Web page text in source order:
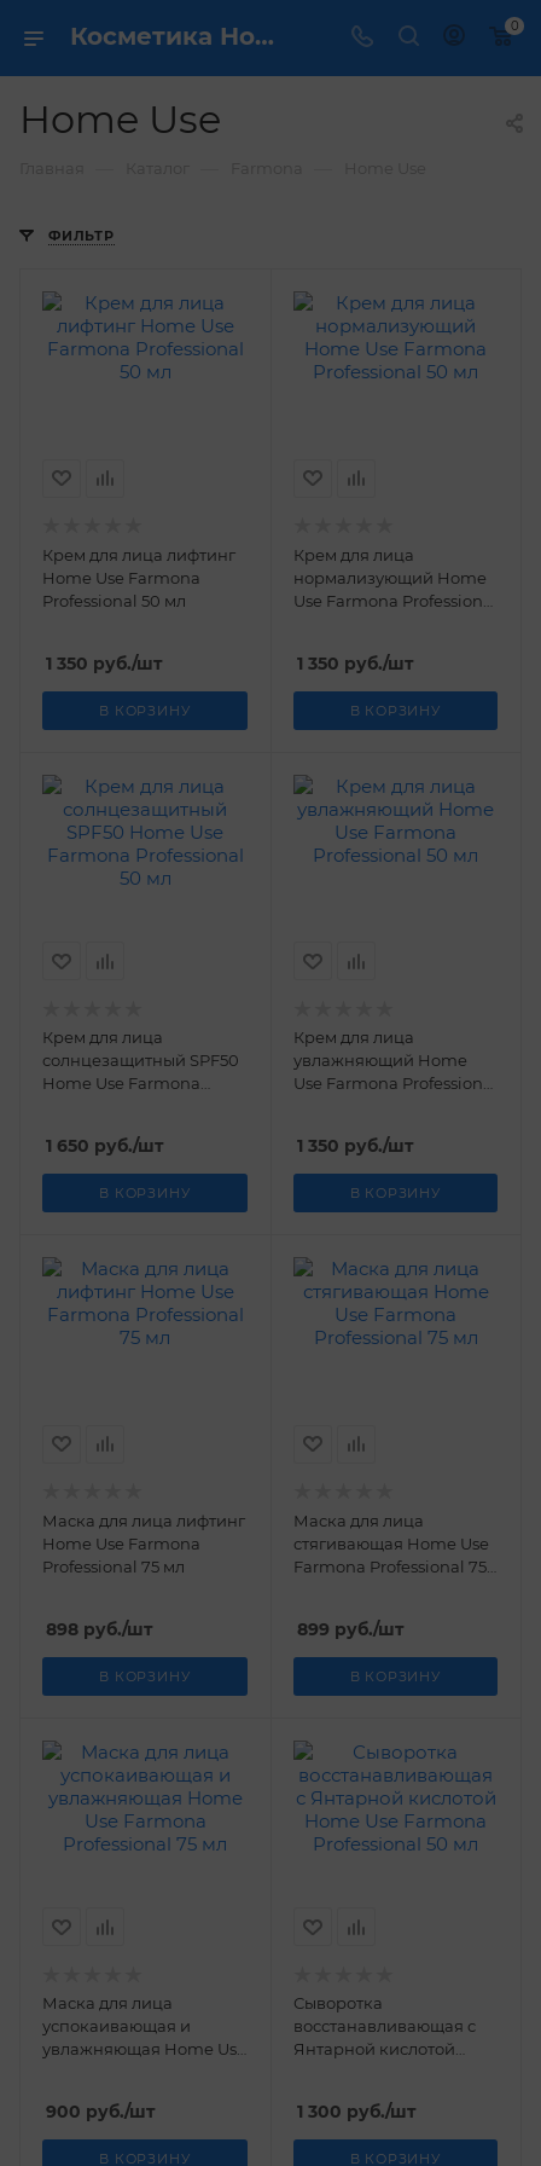
Косметика Home Use - купить в интернет магазине ✔️ по выгодной цене 0
Home Use
ФИЛЬТР
Крем для лица лифтинг
Home Use Farmona
Professional 50 мл
1 350 руб./шт
В КОРЗИНУ
Крем для лица
нормализующий Home
Use Farmona Professional
1 350 руб./шт
В КОРЗИНУ
Крем для лица
солнцезащитный SPF50
Home Use Farmona
1 650 руб./шт
В КОРЗИНУ
Крем для лица
увлажняющий Home
Use Farmona Professional
1 350 руб./шт
В КОРЗИНУ
Маска для лица лифтинг
Home Use Farmona
Professional 75 мл
898 руб./шт
В КОРЗИНУ
Маска для лица
стягивающая Home Use
Farmona Professional 75
899 руб./шт
В КОРЗИНУ
Маска для лица
успокаивающая и
увлажняющая Home Use
900 руб./шт
В КОРЗИНУ
Сыворотка
восстанавливающая с
Янтарной кислотой
1 300 руб./шт
В КОРЗИНУ